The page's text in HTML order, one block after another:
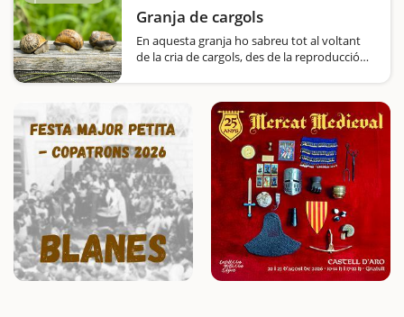
Granja de cargols
En aquesta granja ho sabreu tot al voltant
de la cria de cargols, des de la reproducció
que us proposem a Cal Jep. Es tracta d'una
granja especialitzada en…